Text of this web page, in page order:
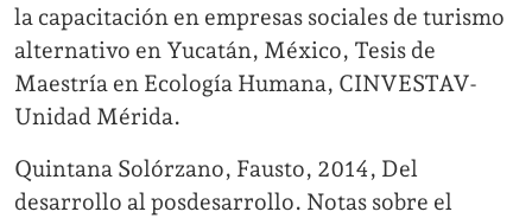
la capacitación en empresas sociales de turismo
alternativo en Yucatán, México, Tesis de
Maestría en Ecología Humana, CINVESTAV-
Unidad Mérida.
Quintana Solórzano, Fausto, 2014, Del
desarrollo al posdesarrollo. Notas sobre el